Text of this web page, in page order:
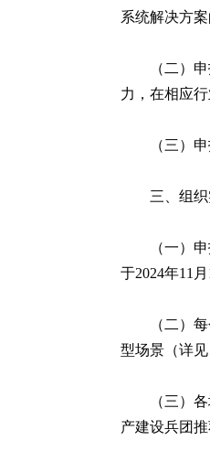
系统解决方
（二）
力，在相应
（三）
三、组
（一）
于2024年11
（二）
型场景（详
（三）
产建设兵团